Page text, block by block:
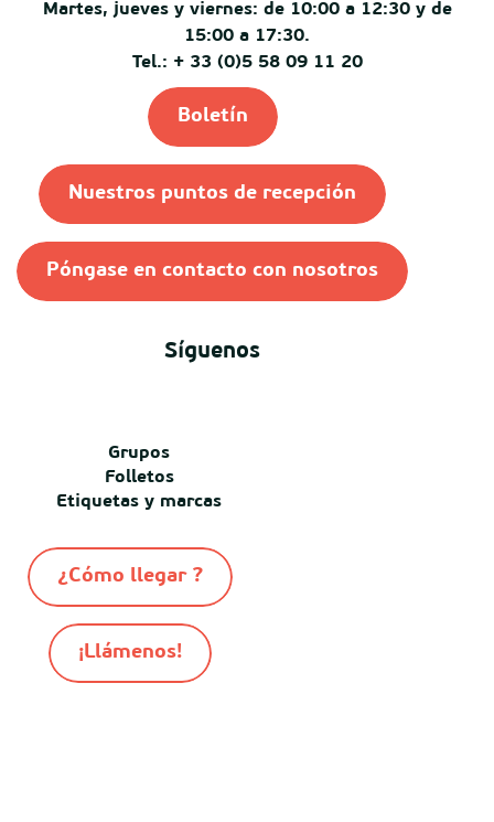
Martes, jueves y viernes: de 10:00 a 12:30 y de
15:00 a 17:30.
Tel.: + 33 (0)5 58 09 11 20
Boletín
Nuestros puntos de recepción
Póngase en contacto con nosotros
Síguenos
Grupos
Folletos
Etiquetas y marcas
¿Cómo llegar ?
¡Llámenos!